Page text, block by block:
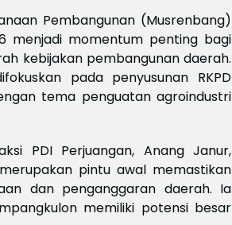
Pembangunan (Musrenbang)
menjadi momentum penting bagi
kebijakan pembangunan daerah.
pada penyusunan RKPD
tema penguatan agroindustri
PDI Perjuangan, Anang Janur,
pintu awal memastikan
dan penganggaran daerah. Ia
memiliki potensi besar